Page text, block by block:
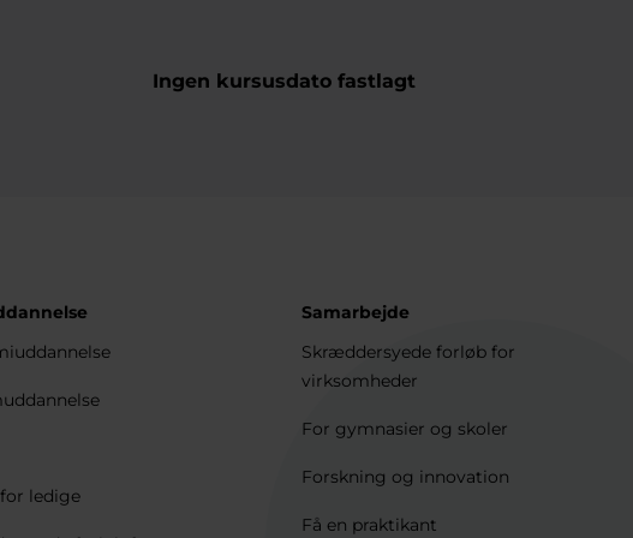
Ingen kursusdato fastlagt
ledige
Samarbejde
Skræddersyede forløb for
virksomheder
For gymnasier og skoler
Forskning og innovation
Få en praktikant